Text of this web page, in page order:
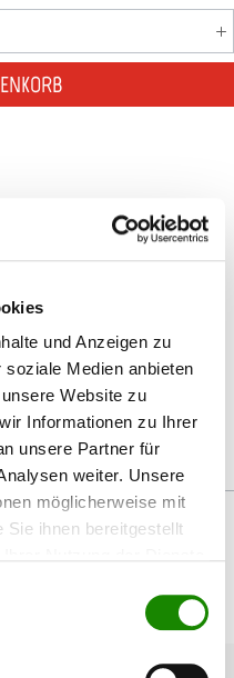
und Anzeigen zu
Medien anbieten
Website zu
Informationen zu Ihrer
unsere Partner für
weiter. Unsere
möglicherweise mit
Sie ihnen bereitgestellt
Wert ein oder
und Grundiermaterial
auf…Mehr